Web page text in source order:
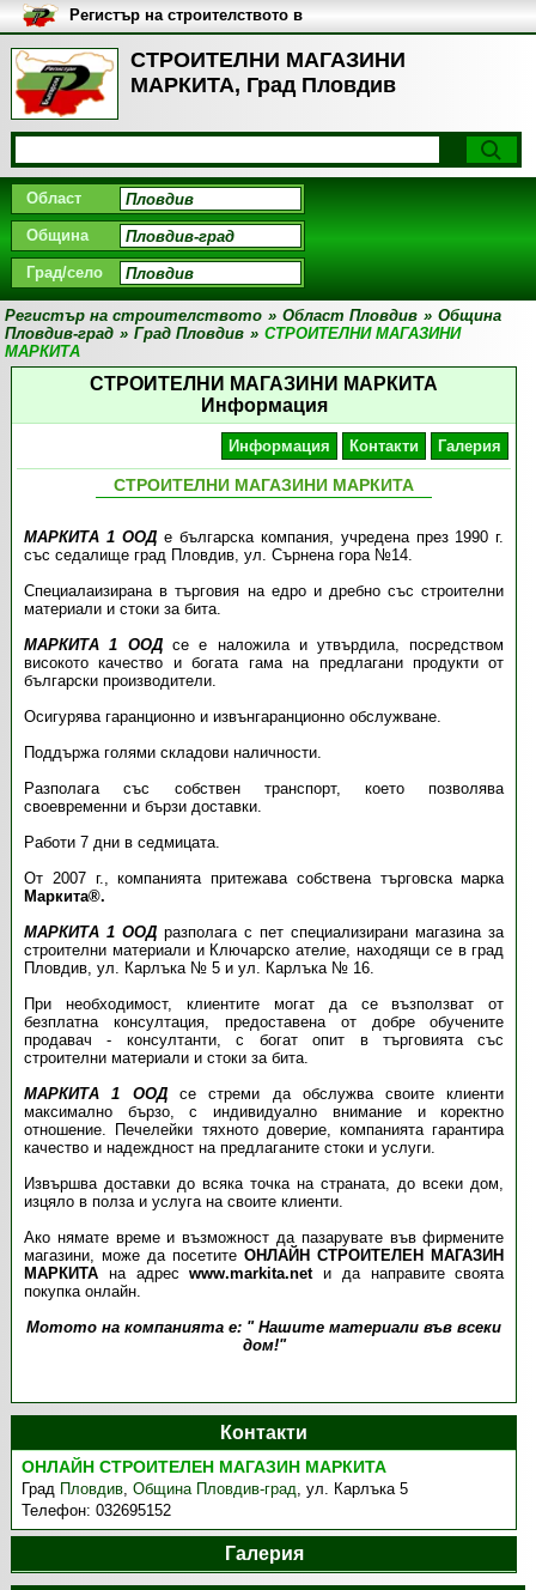
СТРОИТЕЛНИ МАГАЗИНИ
МАРКИТА, Град Пловдив
Регистър на строителството в
България
Област
Община
Град/село
Регистър на строителството » Област Пловдив » Община
Пловдив-град » Град Пловдив » СТРОИТЕЛНИ МАГАЗИНИ
МАРКИТА
СТРОИТЕЛНИ МАГАЗИНИ МАРКИТА
Информация
Информация Контакти Галерия
СТРОИТЕЛНИ МАГАЗИНИ МАРКИТА
МАРКИТА 1 ООДе българска компания, учредена през 1990 г.
със седалище град Пловдив, ул. Сърнена гора №14.
Специалаизирана в търговия на едро и дребно със строителни
материали и стоки за бита.
МАРКИТА 1 ООДсе е наложила и утвърдила, посредством
високото качество и богата гама на предлагани продукти от
български производители.
Осигурява гаранционно и извънгаранционно обслужване.
Поддържа голями складови наличности.
Разполага със собствен транспорт, което позволява
своевременни и бързи доставки.
Работи 7 дни в седмицата.
От 2007 г., компанията притежава собствена търговска марка
Маркита®.
МАРКИТА 1 ООД разполага с пет специализирани магазина за
строителни материали и Ключарско ателие, находящи се в град
Пловдив, ул. Карлъка № 5 и ул. Карлъка № 16.
При необходимост, клиентите могат да се възползват от
безплатна консултация, предоставена от добре обучените
продавач - консултанти, с богат опит в търговията със
строителни материали и стоки за бита.
МАРКИТА 1 ООД
се стреми да обслужва своите клиенти
максимално бързо, с индивидуално внимание и коректно
отношение. Печелейки тяхното доверие, компанията гарантира
качество и надеждност на предлаганите стоки и услуги.
Извършва доставки до всяка точка на страната, до всеки дом,
изцяло в полза и услуга на своите клиенти.
Ако нямате време и възможност да пазарувате във фирмените
магазини, може да посетитеОНЛАЙН СТРОИТЕЛЕН МАГАЗИН
МАРКИТАна адресwww.markita.netи да направите своята
покупка онлайн.
Мотото на компанията е: " Нашите материали във всеки
дом!"
Контакти
ОНЛАЙН СТРОИТЕЛЕН МАГАЗИН МАРКИТА
Град Пловдив,Община Пловдив-град,ул. Карлъка 5
Телефон:032695152
Галерия